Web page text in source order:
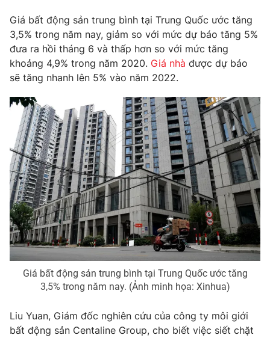
Phim VTV
Hậu trường
Nhân vật
Khán giả
Giải sao mai
Giải trí
Điện ảnh
Sao
Đời sống
Du lịch
Làm đẹp
Chất lượng cuộc sống
Giáo dục
Tuyển sinh
Học trực tuyến
Công nghệ
Hitech Công nghệ tương lai
Sản phẩm
Thị trường
Tư vấn
Giao lưu trực tuyến
Lịch phát sóng
Chuyên mục khác
Emagazine Podcast
Photo Infographic
Giá bất động sản trung bình tại Trung Quốc ước tăng
3,5% trong năm nay, giảm so với mức dự báo tăng 5%
đưa ra hồi tháng 6 và thấp hơn so với mức tăng
khoảng 4,9% trong năm 2020. Giá nhà được dự báo
sẽ tăng nhanh lên 5% vào năm 2022.
Giá bất động sản trung bình tại Trung Quốc ước tăng
3,5% trong năm nay. (Ảnh minh họa: Xinhua)
Liu Yuan, Giám đốc nghiên cứu của công ty môi giới
bất động sản Centaline Group, cho biết việc siết chặt